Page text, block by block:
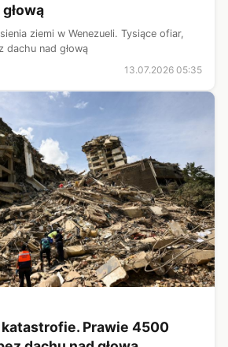
ziemi w Wenezueli. Tysiące ofiar,
dachu nad głową
13.07.2026 05:35
Prawie 4500